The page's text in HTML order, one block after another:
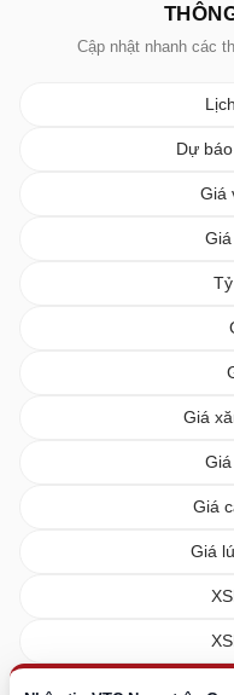
Cập nhật nhanh các
Dự
Giá
Giá
Giá
Giá